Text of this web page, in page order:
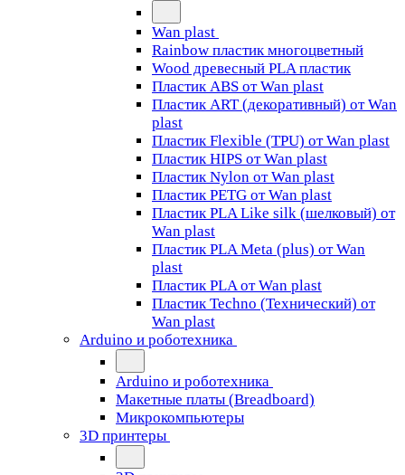
Wan plast
Rainbow пластик многоцветный
Wood древесный PLA пластик
Пластик ABS от Wan plast
Пластик ART (декоративный) от Wan
plast
Пластик Flexible (TPU) от Wan plast
Пластик HIPS от Wan plast
Пластик Nylon от Wan plast
Пластик PETG от Wan plast
Пластик PLA Like silk (шелковый) от
Wan plast
Пластик PLA Meta (plus) от Wan
plast
Пластик PLA от Wan plast
Пластик Techno (Технический) от
Wan plast
Arduino и роботехника
Arduino и роботехника
Макетные платы (Breadboard)
Микрокомпьютеры
3D принтеры